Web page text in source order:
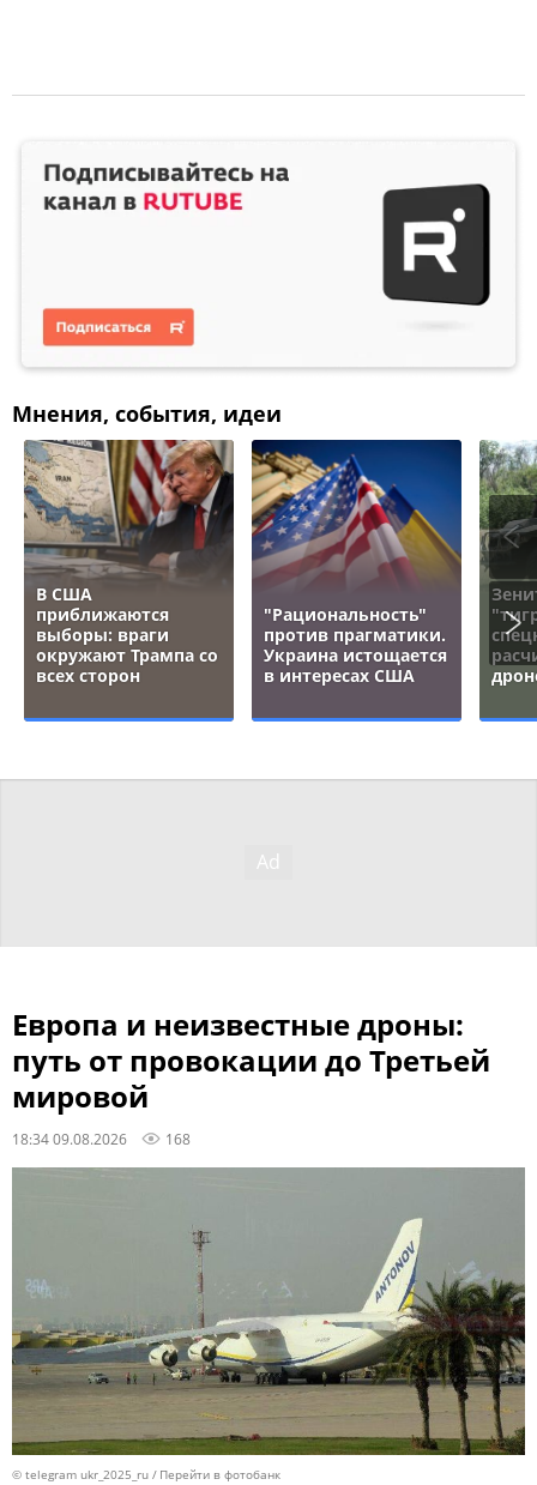
Мнения, события, идеи
В США
приближаются
выборы: враги
окружают Трампа со
всех сторон
"Рациональность"
против прагматики.
Украина истощается
в интересах США
Европа и неизвестные дроны:
путь от провокации до Третьей
мировой
18:34 09.08.2026 168
© telegram ukr_2025_ru Перейти в фотобанк